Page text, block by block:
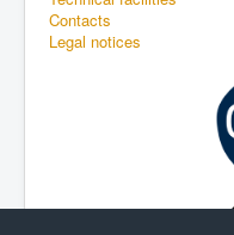
Contacts
Legal notices